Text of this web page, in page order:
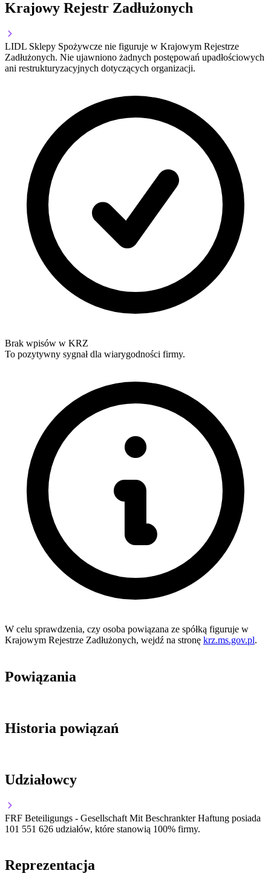
Krajowy Rejestr Zadłużonych
LIDL Sklepy Spożywcze nie figuruje w Krajowym Rejestrze
Zadłużonych. Nie ujawniono żadnych postępowań upadłościowych
ani restrukturyzacyjnych dotyczących organizacji.
Brak wpisów w KRZ
To pozytywny sygnał dla wiarygodności firmy.
W celu sprawdzenia, czy osoba powiązana ze spółką figuruje w
Krajowym Rejestrze Zadłużonych, wejdź na stronę krz.ms.gov.pl.
Powiązania
Historia powiązań
Udziałowcy
FRF Beteiligungs - Gesellschaft Mit Beschrankter Haftung posiada
101 551 626 udziałów, które stanowią 100% firmy.
Reprezentacja